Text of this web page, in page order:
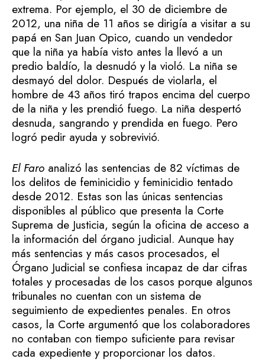
extrema. Por ejemplo, el 30 de diciembre de
2012, una niña de 11 años se dirigía a visitar a su
papá en San Juan Opico, cuando un vendedor
que la niña ya había visto antes la llevó a un
predio baldío, la desnudó y la violó. La niña se
desmayó del dolor. Después de violarla, el
hombre de 43 años tiró trapos encima del cuerpo
de la niña y les prendió fuego. La niña despertó
desnuda, sangrando y prendida en fuego. Pero
logró pedir ayuda y sobrevivió.
El Faro analizó las sentencias de 82 víctimas de
los delitos de feminicidio y feminicidio tentado
desde 2012. Estas son las únicas sentencias
disponibles al público que presenta la Corte
Suprema de Justicia, según la oficina de acceso a
la información del órgano judicial. Aunque hay
más sentencias y más casos procesados, el
Órgano Judicial se confiesa incapaz de dar cifras
totales y procesadas de los casos porque algunos
tribunales no cuentan con un sistema de
seguimiento de expedientes penales. En otros
casos, la Corte argumentó que los colaboradores
no contaban con tiempo suficiente para revisar
cada expediente y proporcionar los datos.